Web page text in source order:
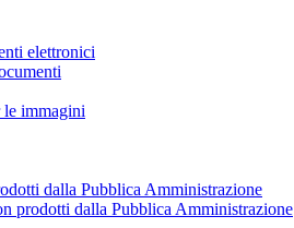
elettronici
le immagini
dalla Pubblica Amministrazione
prodotti dalla Pubblica Amministrazione